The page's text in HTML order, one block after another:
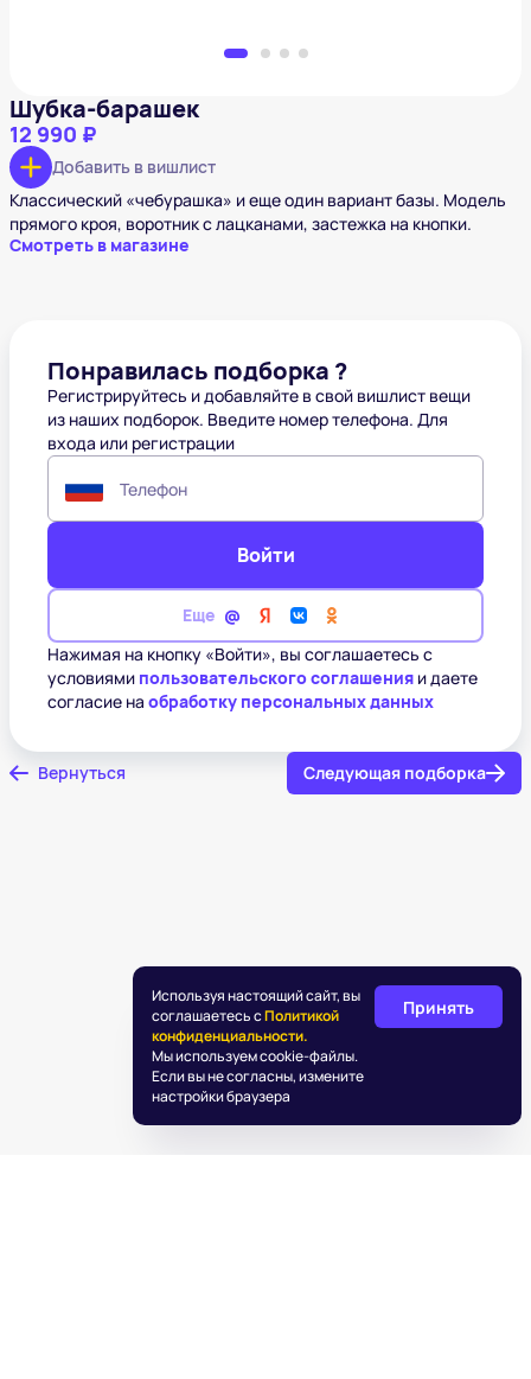
Шубка-барашек
12 990 ₽
Добавить в вишлист
Классический «чебурашка» и еще один вариант базы. Модель
прямого кроя, воротник с лацканами, застежка на кнопки.
Смотреть в магазине
Понравилась подборка ?
Регистрируйтесь и добавляйте в свой вишлист вещи
из наших подборок. Введите номер телефона. Для
входа или регистрации
Телефон
Войти
Еще
Нажимая на кнопку «Войти», вы соглашаетесь с
условиями пользовательского соглашения и даете
согласие на обработку персональных данных
Вернуться Следующая подборка
Используя настоящий сайт, вы
соглашаетесь сПолитикой
конфиденциальности.
Мы используем cookie-файлы.
Если вы не согласны, измените
настройки браузера
Принять